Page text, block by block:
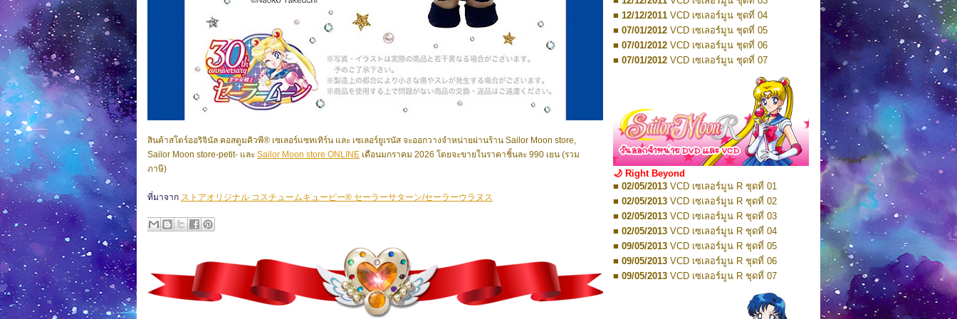
สินค้าสโตร์ออริจินัล คอสตูมคิวพี® เซเลอร์แซทเทิร์น และ เซเลอร์ยูเรนัส จะออกวางจำหน่ายผ่านร้าน Sailor Moon store,
Sailor Moon store-petit- และ Sailor Moon store ONLINE เดือนมกราคม 2026 โดยจะขายในราคาชิ้นละ 990 เยน (รวม
ภาษี)
ที่มาจาก ストアオリジナル コスチュームキューピー® セーラーサターン/セーラーウラヌス
■ 07/10/2016 DVD เซเลอร์มูน คริสตัล VOL.5
■ 28/10/2016 DVD เซเลอร์มูน คริสตัล VOL.6
■ 17/11/2016DVD เซเลอร์มูน คริสตัล VOL.7
■ 17/11/2016DVD เซเลอร์มูน คริสตัล VOL.8
■ 01/01/2017 DVD เซเลอร์มูน คริสตัล Box-Set
■ 12/12/2011 VCD เซเลอร์มูน ชุดที่ 04
■ 07/01/2012 VCD เซเลอร์มูน ชุดที่ 05
■ 07/01/2012 VCD เซเลอร์มูน ชุดที่ 06
■ 07/01/2012 VCD เซเลอร์มูน ชุดที่ 07
VCD เซเลอร์มูน ชุดที่ 08
VCD เซเลอร์มูน ชุดที่ 09
VCD เซเลอร์มูน ชุดที่ 10
■ 19/01/2012 VCD เซเลอร์มูน ชุดที่ 11
■ 19/01/2012VCD เซเลอร์มูน ชุดที่ 12
■ 26/01/2012VCD เซเลอร์มูน ชุดที่ 13
■ 26/01/2012VCD เซเลอร์มูน ชุดที่ 14
■ 02/02/2012 VCD เซเลอร์มูน ชุดที่ 15
VCD เซเลอร์มูน ชุดที่ 16
VCD เซเลอร์มูน ชุดที่ 17
VCD เซเลอร์มูน ชุดที่ 18
VCD เซเลอร์มูน ชุดที่ 19
VCD เซเลอร์มูน ชุดที่ 20
VCD เซเลอร์มูน ชุดที่ 21
VCD เซเลอร์มูน ชุดที่ 22
VCD เซเลอร์มูน ชุดที่ 23
DVD เซเลอร์มูน ชุดที่ 01
🌙 Right Beyond
■ 02/05/2013 VCD เซเลอร์มูน R ชุดที่ 01
■ 02/05/2013 VCD เซเลอร์มูน R ชุดที่ 02
■ 02/05/2013 VCD เซเลอร์มูน R ชุดที่ 03
■ 02/05/2013 VCD เซเลอร์มูน R ชุดที่ 04
■ 09/05/2013 VCD เซเลอร์มูน R ชุดที่ 05
■ 09/05/2013 VCD เซเลอร์มูน R ชุดที่ 06
■ 09/05/2013 VCD เซเลอร์มูน R ชุดที่ 07
VCD เซเลอร์มูน R ชุดที่ 08
VCD เซเลอร์มูน R ชุดที่ 09